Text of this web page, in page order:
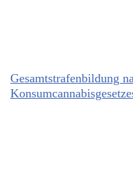
Gesamtstrafenbildung